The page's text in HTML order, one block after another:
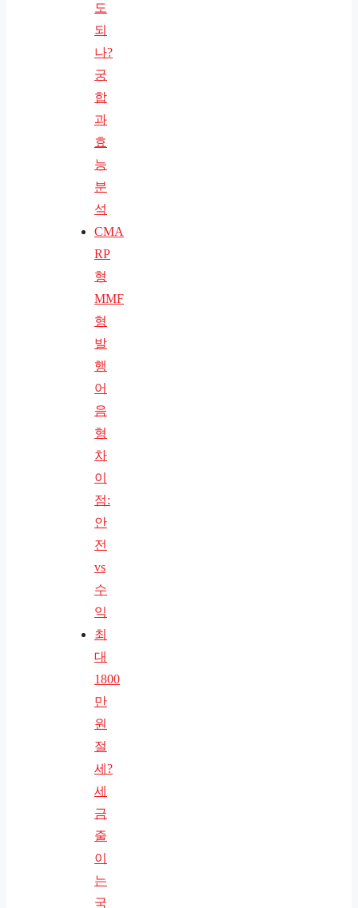
도
되
나?
궁
합
과
효
능
분
석
CMA
RP
형
MMF
형
발
행
어
음
형
차
이
점:
안
전
vs
수
익
최
대
1800
만
원
절
세?
세
금
줄
이
는
국